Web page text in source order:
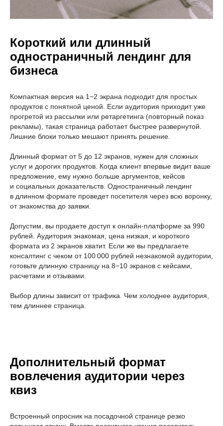
Короткий или длинный
одностраничный лендинг для
бизнеса
Компактная версия на 1−2 экрана подходит для простых
продуктов с понятной ценой. Если аудитория приходит уже
прогретой из рассылки или ретаргетинга (повторный показ
рекламы), такая страница работает быстрее развернутой.
Лишние блоки только мешают принять решение.
Длинный формат от 5 до 12 экранов, нужен для сложных
услуг и дорогих продуктов. Когда клиент впервые видит ваше
предложение, ему нужно больше аргументов, кейсов
и социальных доказательств. Одностраничный лендинг
в длинном формате проведет посетителя через всю воронку,
от знакомства до заявки.
Допустим, вы продаете доступ к онлайн-платформе за 990
рублей. Аудитория знакомая, цена низкая, и короткого
формата из 2 экранов хватит. Если же вы предлагаете
консалтинг с чеком от 100 000 рублей незнакомой аудитории,
готовьте длинную страницу на 8−10 экранов с кейсами,
расчетами и отзывами.
Выбор длины зависит от трафика. Чем холоднее аудитория,
тем длиннее страница.
Дополнительный формат
вовлечения аудитории через
квиз
Встроенный опросник на посадочной странице резко